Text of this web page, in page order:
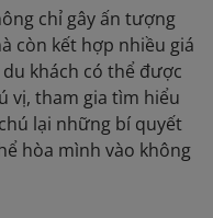
chỉ gây ấn tượng
còn kết hợp nhiều giá
khách có thể được
vị, tham gia tìm hiểu
lại những bí quyết
hòa mình vào không